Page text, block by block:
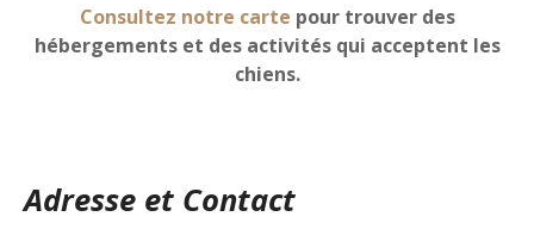
Consultez notre carte pour trouver des
hébergements et des activités qui acceptent les
chiens.
Adresse et Contact